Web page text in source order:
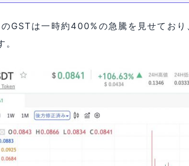
GSTは一時約400%の急騰を見せており
。